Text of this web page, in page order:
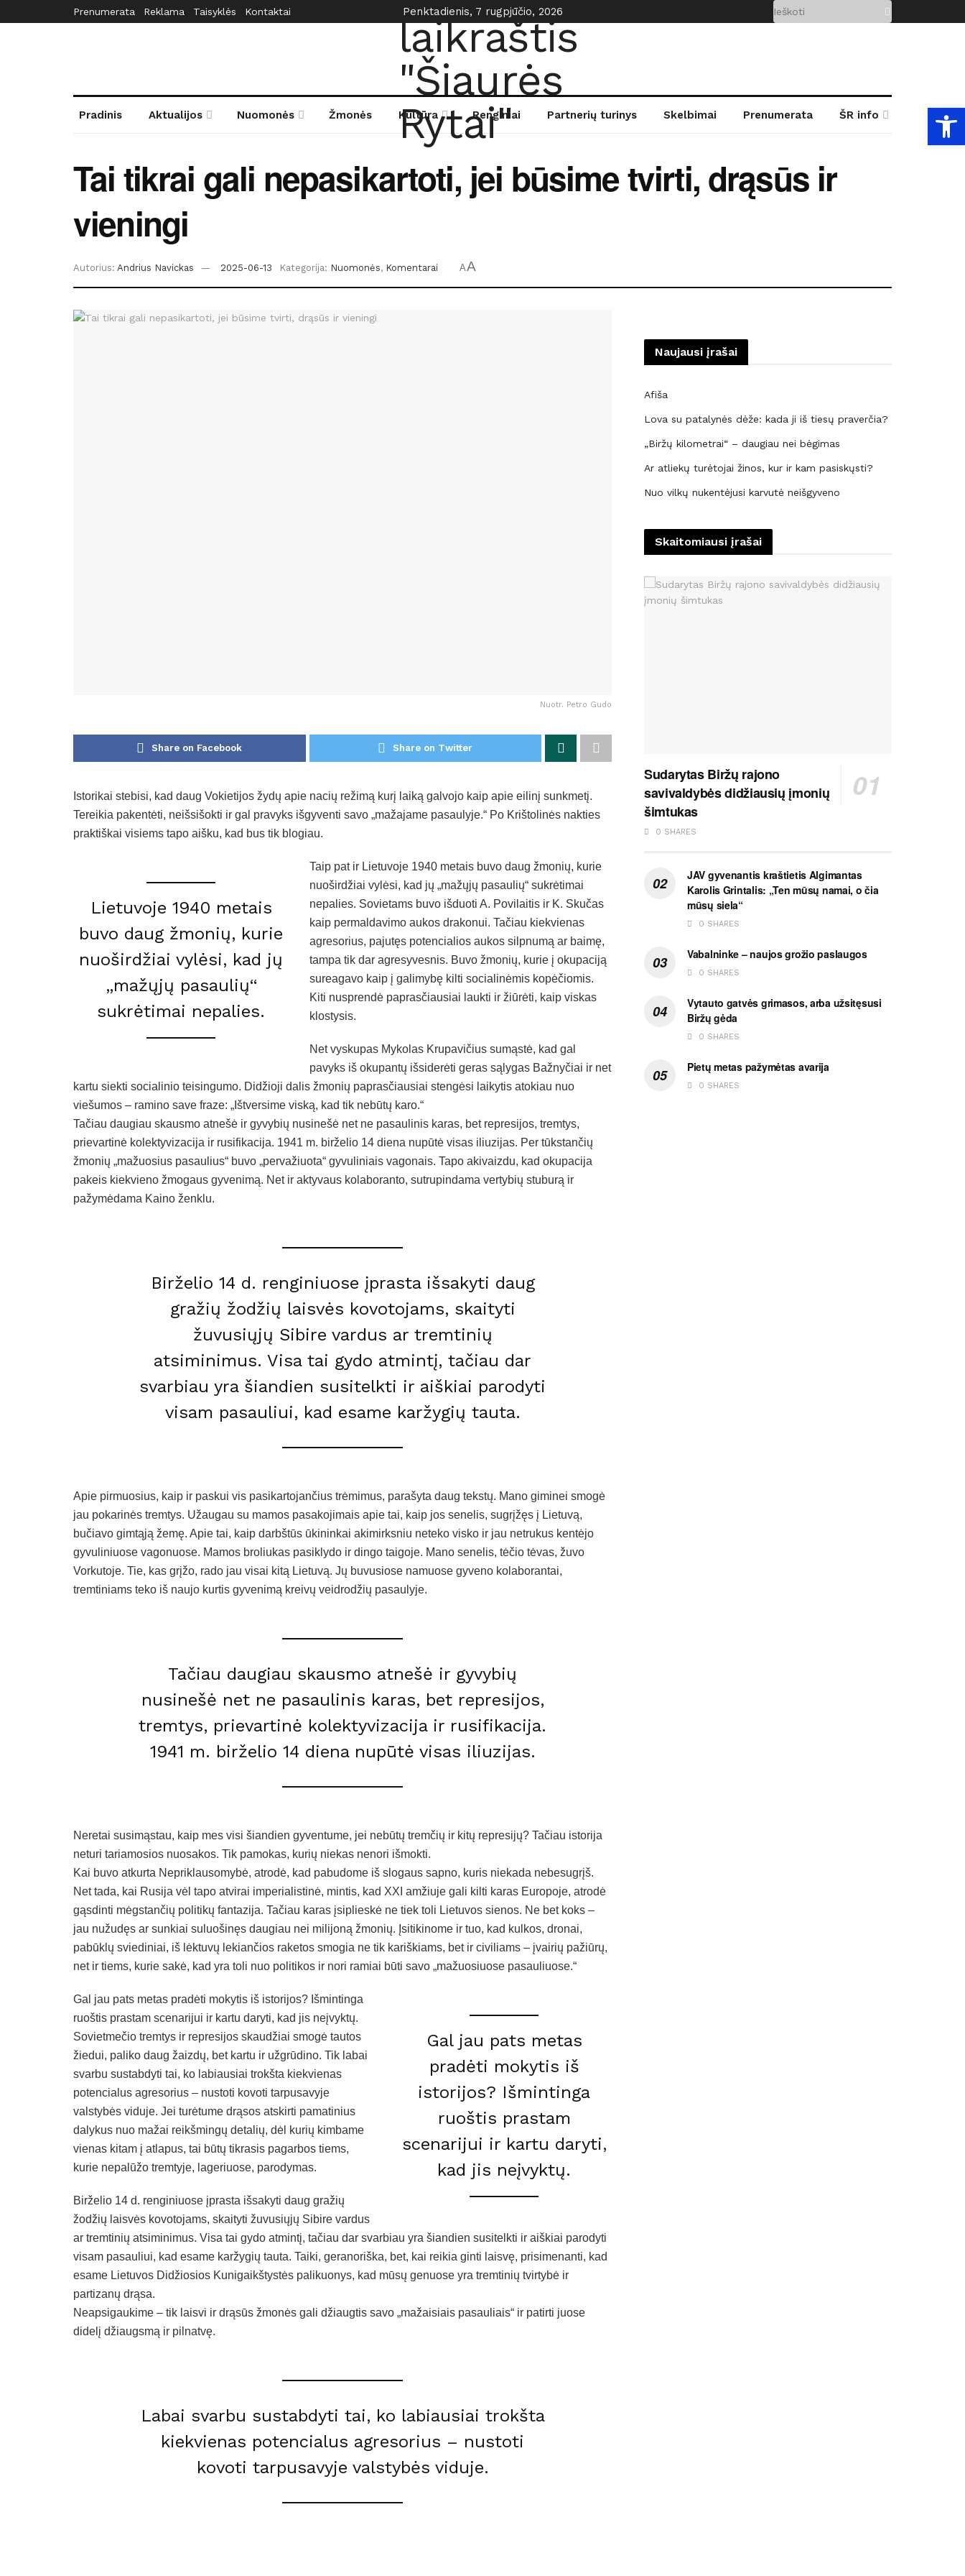
Prenumerata Reklama Taisyklės Kontaktai Penktadienis, 7 rugpjūčio, 2026
Pradinis Aktualijos Nuomonės Žmonės Kultūra Renginiai Partnerių turinys Skelbimai Prenumerata ŠR info
Tai tikrai gali nepasikartoti, jei būsime tvirti, drąsūs ir
vieningi
Autorius: Andrius Navickas 2025-06-13 Kategorija: Nuomonės, Komentarai AA
Nuotr. Petro Gudo
Share on Facebook Share on Twitter
Istorikai stebisi, kad daug Vokietijos žydų apie nacių režimą kurį laiką galvojo kaip apie eilinį sunkmetį.
Tereikia pakentėti, neišsišokti ir gal pravyks išgyventi savo „mažajame pasaulyje.“ Po Krištolinės nakties
praktiškai visiems tapo aišku, kad bus tik blogiau.
Lietuvoje 1940 metais
buvo daug žmonių, kurie
nuoširdžiai vylėsi, kad jų
„mažųjų pasaulių“
sukrėtimai nepalies.
Taip pat ir Lietuvoje 1940 metais buvo daug žmonių, kurie
nuoširdžiai vylėsi, kad jų „mažųjų pasaulių“ sukrėtimai
nepalies. Sovietams buvo išduoti A. Povilaitis ir K. Skučas
kaip permaldavimo aukos drakonui. Tačiau kiekvienas
agresorius, pajutęs potencialios aukos silpnumą ar baimę,
tampa tik dar agresyvesnis. Buvo žmonių, kurie į okupaciją
sureagavo kaip į galimybę kilti socialinėmis kopėčiomis.
Kiti nusprendė paprasčiausiai laukti ir žiūrėti, kaip viskas
klostysis.
Net vyskupas Mykolas Krupavičius sumąstė, kad gal
pavyks iš okupantų išsiderėti geras sąlygas Bažnyčiai ir net
kartu siekti socialinio teisingumo. Didžioji dalis žmonių paprasčiausiai stengėsi laikytis atokiau nuo
viešumos – ramino save fraze: „Ištversime viską, kad tik nebūtų karo.“
Tačiau daugiau skausmo atnešė ir gyvybių nusinešė net ne pasaulinis karas, bet represijos, tremtys,
prievartinė kolektyvizacija ir rusifikacija. 1941 m. birželio 14 diena nupūtė visas iliuzijas. Per tūkstančių
žmonių „mažuosius pasaulius“ buvo „pervažiuota“ gyvuliniais vagonais. Tapo akivaizdu, kad okupacija
pakeis kiekvieno žmogaus gyvenimą. Net ir aktyvaus kolaboranto, sutrupindama vertybių stuburą ir
pažymėdama Kaino ženklu.
Birželio 14 d. renginiuose įprasta išsakyti daug
gražių žodžių laisvės kovotojams, skaityti
žuvusiųjų Sibire vardus ar tremtinių
atsiminimus. Visa tai gydo atmintį, tačiau dar
svarbiau yra šiandien susitelkti ir aiškiai parodyti
visam pasauliui, kad esame karžygių tauta.
Apie pirmuosius, kaip ir paskui vis pasikartojančius trėmimus, parašyta daug tekstų. Mano giminei smogė
jau pokarinės tremtys. Užaugau su mamos pasakojimais apie tai, kaip jos senelis, sugrįžęs į Lietuvą,
bučiavo gimtąją žemę. Apie tai, kaip darbštūs ūkininkai akimirksniu neteko visko ir jau netrukus kentėjo
gyvuliniuose vagonuose. Mamos broliukas pasiklydo ir dingo taigoje. Mano senelis, tėčio tėvas, žuvo
Vorkutoje. Tie, kas grįžo, rado jau visai kitą Lietuvą. Jų buvusiose namuose gyveno kolaborantai,
tremtiniams teko iš naujo kurtis gyvenimą kreivų veidrodžių pasaulyje.
Tačiau daugiau skausmo atnešė ir gyvybių
nusinešė net ne pasaulinis karas, bet represijos,
tremtys, prievartinė kolektyvizacija ir rusifikacija.
1941 m. birželio 14 diena nupūtė visas iliuzijas.
Neretai susimąstau, kaip mes visi šiandien gyventume, jei nebūtų tremčių ir kitų represijų? Tačiau istorija
neturi tariamosios nuosakos. Tik pamokas, kurių niekas nenori išmokti.
Kai buvo atkurta Nepriklausomybė, atrodė, kad pabudome iš slogaus sapno, kuris niekada nebesugrįš.
Net tada, kai Rusija vėl tapo atvirai imperialistinė, mintis, kad XXI amžiuje gali kilti karas Europoje, atrodė
gąsdinti mėgstančių politikų fantazija. Tačiau karas įsiplieskė ne tiek toli Lietuvos sienos. Ne bet koks –
jau nužudęs ar sunkiai suluošinęs daugiau nei milijoną žmonių. Įsitikinome ir tuo, kad kulkos, dronai,
pabūklų sviediniai, iš lėktuvų lekiančios raketos smogia ne tik kariškiams, bet ir civiliams – įvairių pažiūrų,
net ir tiems, kurie sakė, kad yra toli nuo politikos ir nori ramiai būti savo „mažuosiuose pasauliuose.“
Gal jau pats metas
pradėti mokytis iš
istorijos? Išmintinga
ruoštis prastam
scenarijui ir kartu daryti,
kad jis neįvyktų.
Gal jau pats metas pradėti mokytis iš istorijos? Išmintinga
ruoštis prastam scenarijui ir kartu daryti, kad jis neįvyktų.
Sovietmečio tremtys ir represijos skaudžiai smogė tautos
žiedui, paliko daug žaizdų, bet kartu ir užgrūdino. Tik labai
svarbu sustabdyti tai, ko labiausiai trokšta kiekvienas
potencialus agresorius – nustoti kovoti tarpusavyje
valstybės viduje. Jei turėtume drąsos atskirti pamatinius
dalykus nuo mažai reikšmingų detalių, dėl kurių kimbame
vienas kitam į atlapus, tai būtų tikrasis pagarbos tiems,
kurie nepalūžo tremtyje, lageriuose, parodymas.
Birželio 14 d. renginiuose įprasta išsakyti daug gražių
žodžių laisvės kovotojams, skaityti žuvusiųjų Sibire vardus
ar tremtinių atsiminimus. Visa tai gydo atmintį, tačiau dar svarbiau yra šiandien susitelkti ir aiškiai parodyti
visam pasauliui, kad esame karžygių tauta. Taiki, geranoriška, bet, kai reikia ginti laisvę, prisimenanti, kad
esame Lietuvos Didžiosios Kunigaikštystės palikuonys, kad mūsų genuose yra tremtinių tvirtybė ir
partizanų drąsa.
Neapsigaukime – tik laisvi ir drąsūs žmonės gali džiaugtis savo „mažaisiais pasauliais“ ir patirti juose
didelį džiaugsmą ir pilnatvę.
Labai svarbu sustabdyti tai, ko labiausiai trokšta
kiekvienas potencialus agresorius – nustoti
kovoti tarpusavyje valstybės viduje.
Naujausi įrašai
Afiša
Lova su patalynės dėže: kada ji iš tiesų praverčia?
„Biržų kilometrai“ – daugiau nei bėgimas
Ar atliekų turėtojai žinos, kur ir kam pasiskųsti?
Nuo vilkų nukentėjusi karvutė neišgyveno
Skaitomiausi įrašai
Sudarytas Biržų rajono
savivaldybės didžiausių įmonių
šimtukas
0 SHARES
JAV gyvenantis kraštietis Algimantas
Karolis Grintalis: „Ten mūsų namai, o čia
mūsų siela“
0 SHARES
Vabalninke – naujos grožio paslaugos
0 SHARES
Vytauto gatvės grimasos, arba užsitęsusi
Biržų gėda
0 SHARES
Pietų metas pažymėtas avarija
0 SHARES